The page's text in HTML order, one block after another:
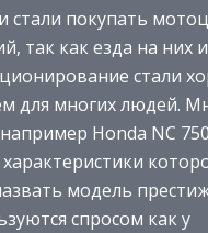
стали покупать
так как езда на них
стали
для многих людей.
Honda NC
модель
спросом как у